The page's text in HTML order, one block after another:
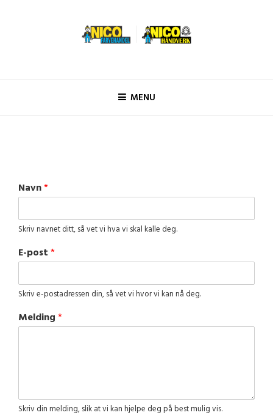
Nico Håndverk
MENU
Navn*
Skriv navnet ditt, så vet vi hva vi skal kalle deg.
E-post*
Skriv e-postadressen din, så vet vi hvor vi kan nå deg.
Melding*
Skriv din melding, slik at vi kan hjelpe deg på best mulig vis.